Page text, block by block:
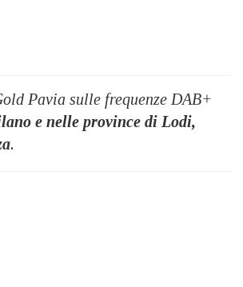
Pavia sulle frequenze DAB+
e nelle province di Lodi,
.